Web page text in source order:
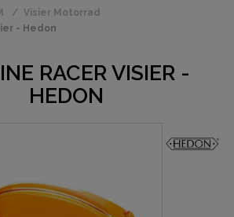
Visier Motorrad
- Hedon
RACER VISIER -
HEDON